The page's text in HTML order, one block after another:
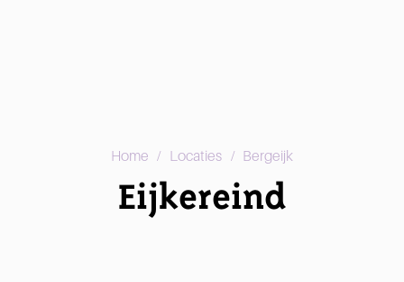
Home / Locaties / Bergeijk
Eijkereind